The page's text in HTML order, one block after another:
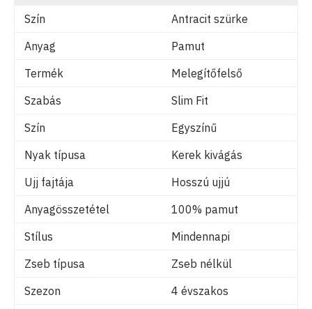
Szín
Antracit szürke
Anyag
Pamut
Termék
Melegítőfelső
Szabás
Slim Fit
Szín
Egyszínű
Nyak típusa
Kerek kivágás
Ujj fajtája
Hosszú ujjú
Anyagösszetétel
100% pamut
Stílus
Mindennapi
Zseb típusa
Zseb nélkül
Szezon
4 évszakos